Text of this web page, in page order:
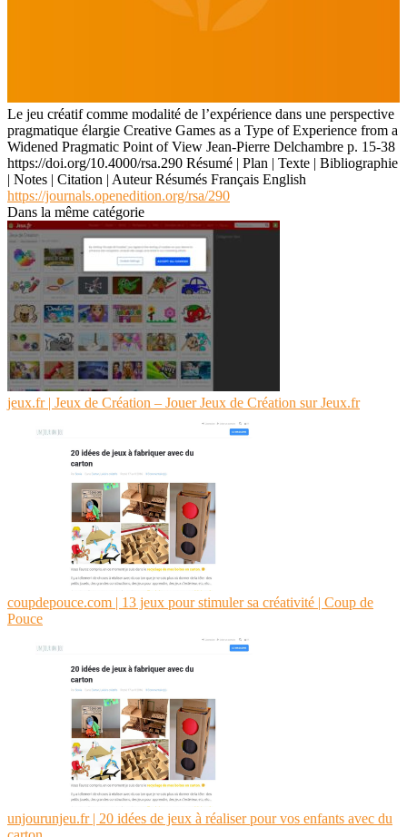
Le jeu créatif comme modalité de l’expérience dans une perspective
pragmatique élargie Creative Games as a Type of Experience from a
Widened Pragmatic Point of View Jean-Pierre Delchambre p. 15-38
https://doi.org/10.4000/rsa.290 Résumé | Plan | Texte | Bibliographie
| Notes | Citation | Auteur Résumés Français English
https://journals.openedition.org/rsa/290
Dans la même catégorie
jeux.fr | Jeux de Création – Jouer Jeux de Création sur Jeux.fr
coupdepouce.com | 13 jeux pour stimuler sa créativité | Coup de
Pouce
unjourunjeu.fr | 20 idées de jeux à réaliser pour vos enfants avec du